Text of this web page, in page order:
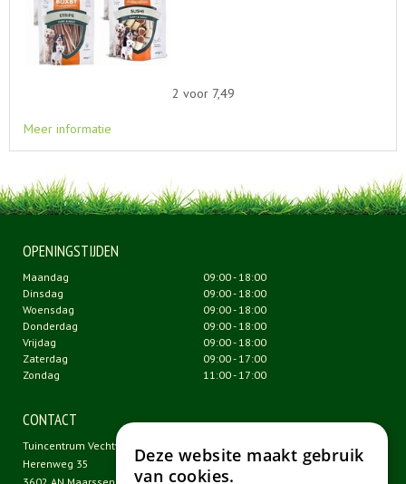
2 voor 7,49
Meer informatie
OPENINGSTIJDEN
Maandag
09:00 - 18:00
Dinsdag
09:00 - 18:00
Woensdag
09:00 - 18:00
Donderdag
09:00 - 18:00
Vrijdag
09:00 - 18:00
Zaterdag
09:00 - 17:00
Zondag
11:00 - 17:00
CONTACT
Tuincentrum Vechtweelde
Herenweg 35
Deze website maakt gebruik
van cookies.